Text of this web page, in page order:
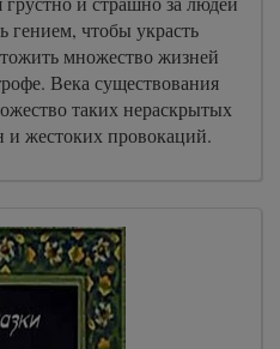
гением, чтобы украсть
множество жизней
Века существования
таких нераскрытых
жестоких провокаций.